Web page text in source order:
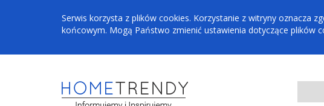
Serwis korzysta z plików cookies. Korzystanie z witryny oznacza
końcowym. Mogą Państwo zmienić ustawienia dotyczące plików